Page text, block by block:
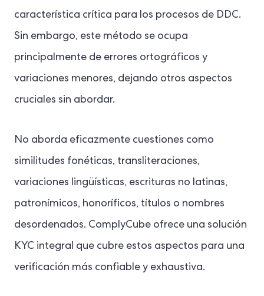
característica crítica para los procesos de DDC.
Sin embargo, este método se ocupa
principalmente de errores ortográficos y
variaciones menores, dejando otros aspectos
cruciales sin abordar.
No aborda eficazmente cuestiones como
similitudes fonéticas, transliteraciones,
variaciones lingüísticas, escrituras no latinas,
patronímicos, honoríficos, títulos o nombres
desordenados. ComplyCube ofrece una solución
KYC integral que cubre estos aspectos para una
verificación más confiable y exhaustiva.